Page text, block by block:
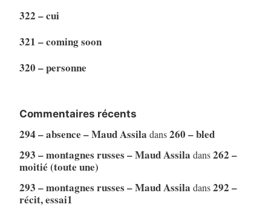
322 – cui
321 – coming soon
320 – personne
Commentaires récents
294 – absence – Maud Assila dans260 – bled
293 – montagnes russes – Maud Assila dans262 –
moitié (toute une)
293 – montagnes russes – Maud Assila dans292 –
récit, essai1